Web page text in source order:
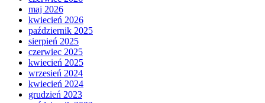
maj 2026
kwiecień 2026
październik 2025
sierpień 2025
czerwiec 2025
kwiecień 2025
wrzesień 2024
kwiecień 2024
grudzień 2023